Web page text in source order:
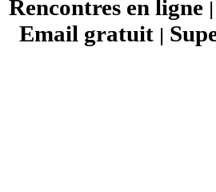
Rencontres en ligne |
Email gratuit|